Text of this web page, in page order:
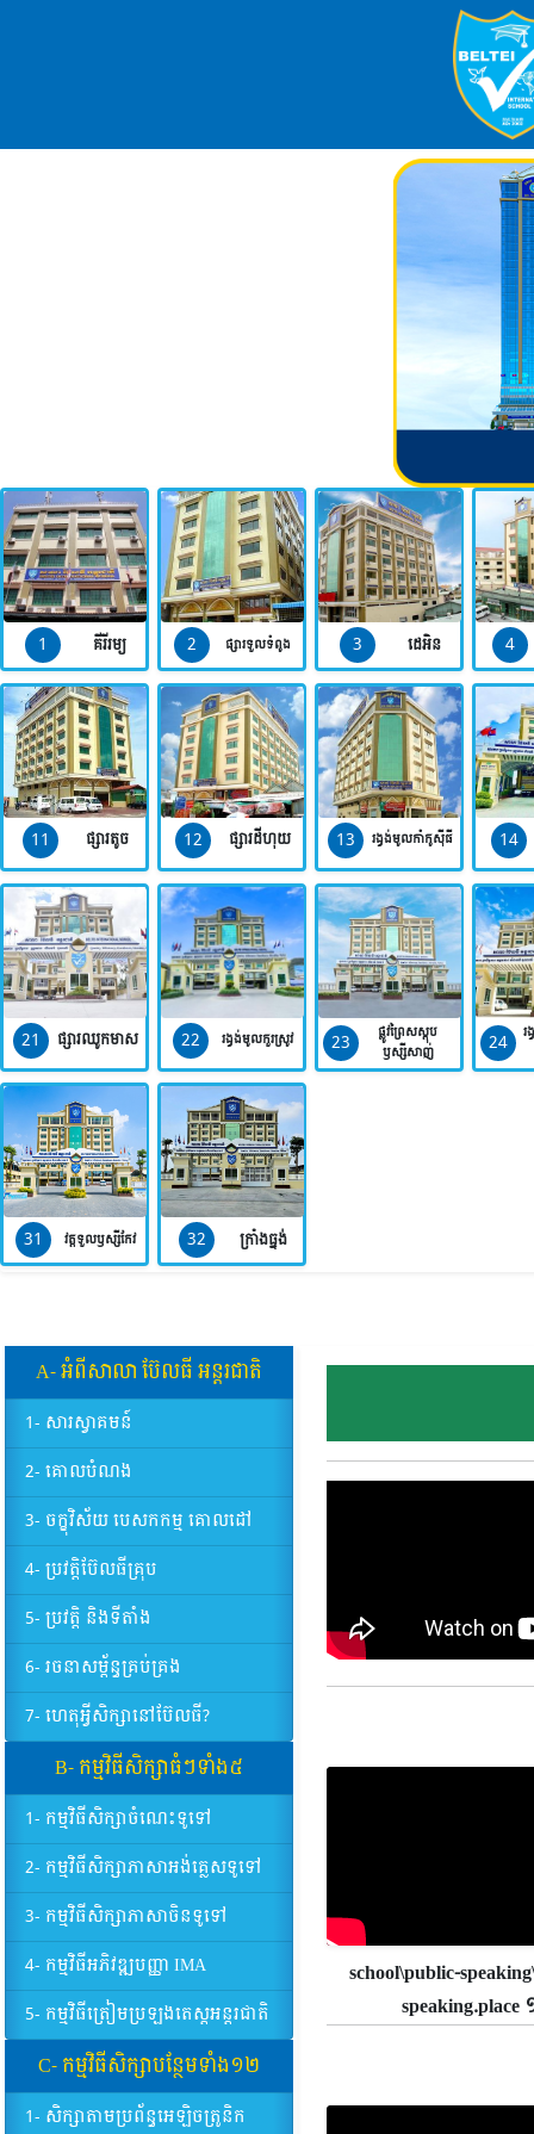
1 គីរីរម្យ 2 ផ្សារទួលទំពូង 3 ដេអិន 4
11 ផ្សារតូច 12 ផ្សារដីហុយ 13 រង្វង់មូលកាំកូស៊ីធី 14
21 ផ្សារឈូកមាស 22 រង្វង់មូលកួរស្រូវ 23
ផ្លូវព្រៃសស្តុប
ឫស្សីសាញ់
24 រ
31 វត្តទួលឫស្សីកែវ 32 ក្រាំងធ្នង់
A- អំពីសាលា​ ប៊ែលធី​ អន្តរជាតិ
1- សារស្វាគមន៍
2- គោលបំណង
3- ចក្ខុវិស័យ បេសកកម្ម គោលដៅ
4- ប្រវត្តិប៊ែលធីគ្រុប
5- ប្រវត្តិ និងទីតាំង
6- រចនាសម្ព័ន្ធគ្រប់គ្រង
7- ហេតុអ្វីសិក្សានៅប៊ែលធី?
B- កម្មវិធីសិក្សាធំៗទាំង៥
1- កម្មវិធីសិក្សាចំណេះទូទៅ
2- កម្មវិធីសិក្សាភាសាអង់គ្លេសទូទៅ
3- កម្មវិធីសិក្សាភាសាចិនទូទៅ
4- កម្មវិធីអភិវឌ្ឍបញ្ញា IMA
5- កម្មវិធីត្រៀមប្រឡងតេស្តអន្តរជាតិ
C- កម្មវិធីសិក្សាបន្ថែមទាំង១២
1- សិក្សាតាមប្រព័ន្ធអេឡិចត្រូនិក
school\public-
speaking.place